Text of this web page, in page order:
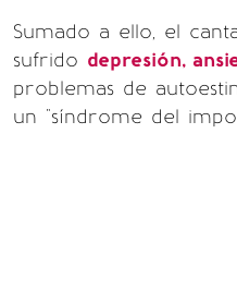
Sumado a ello, el
sufrido depresión,
problemas de
un "síndrome del